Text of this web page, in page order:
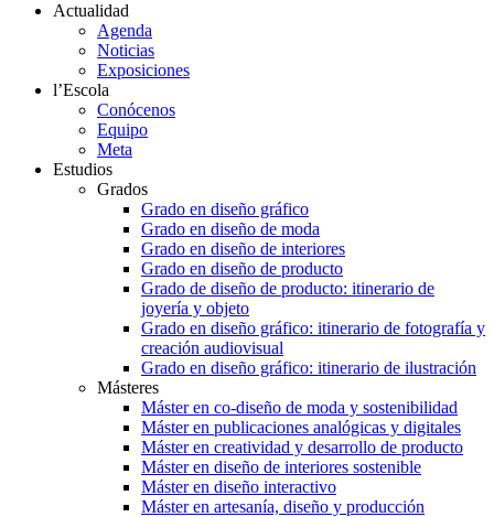
Actualidad
Agenda
Noticias
Exposiciones
l’Escola
Conócenos
Equipo
Meta
Estudios
Grados
Grado en diseño gráfico
Grado en diseño de moda
Grado en diseño de interiores
Grado en diseño de producto
Grado de diseño de producto: itinerario de
joyería y objeto
Grado en diseño gráfico: itinerario de fotografía y
creación audiovisual
Grado en diseño gráfico: itinerario de ilustración
Másteres
Máster en co-diseño de moda y sostenibilidad
Máster en publicaciones analógicas y digitales
Máster en creatividad y desarrollo de producto
Máster en diseño de interiores sostenible
Máster en diseño interactivo
Máster en artesanía, diseño y producción